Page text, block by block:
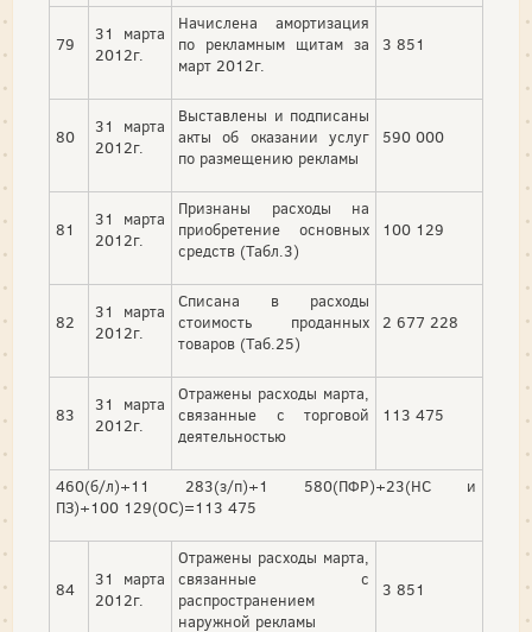
79
31 марта
2012г.
Начислена амортизация
по рекламным щитам за
март 2012г.
3 851
80
31 марта
2012г.
Выставлены и подписаны
акты об оказании услуг
по размещению рекламы
590 000
81
31 марта
2012г.
Признаны расходы на
приобретение основных
средств (Табл.3)
100 129
82
31 марта
2012г.
Списана в расходы
стоимость проданных
товаров (Таб.25)
2 677 228
83
31 марта
2012г.
Отражены расходы марта,
связанные с торговой
деятельностью
113 475
460(б/л)+11 283(з/п)+1 580(ПФР)+23(НС и
ПЗ)+100 129(ОС)=113 475
84
31 марта
2012г.
Отражены расходы марта,
связанные с
распространением
наружной рекламы
3 851